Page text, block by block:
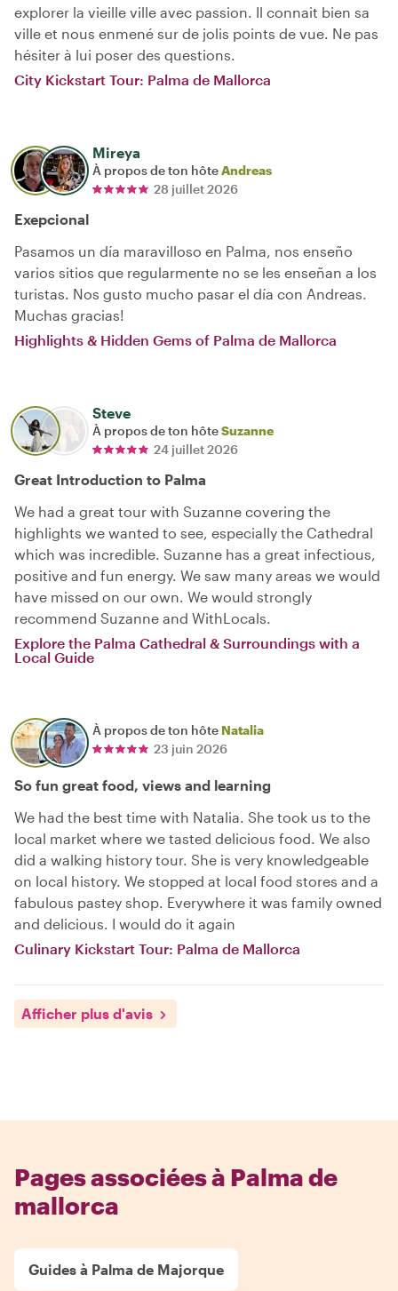
explorer la vieille ville avec passion. Il connait bien sa
ville et nous enmené sur de jolis points de vue. Ne pas
hésiter à lui poser des questions.
City Kickstart Tour: Palma de Mallorca
Mireya
À propos de ton hôteAndreas
28 juillet 2026
Exepcional
Pasamos un día maravilloso en Palma, nos enseño
varios sitios que regularmente no se les enseñan a los
turistas. Nos gusto mucho pasar el día con Andreas.
Muchas gracias!
Highlights & Hidden Gems of Palma de Mallorca
Steve
À propos de ton hôteSuzanne
24 juillet 2026
Great Introduction to Palma
We had a great tour with Suzanne covering the
highlights we wanted to see, especially the Cathedral
which was incredible. Suzanne has a great infectious,
positive and fun energy. We saw many areas we would
have missed on our own. We would strongly
recommend Suzanne and WithLocals.
Explore the Palma Cathedral & Surroundings with a
Local Guide
À propos de ton hôte Natalia
23 juin 2026
So fun great food, views and learning
We had the best time with Natalia. She took us to the
local market where we tasted delicious food. We also
did a walking history tour. She is very knowledgeable
on local history. We stopped at local food stores and a
fabulous pastey shop. Everywhere it was family owned
and delicious. I would do it again
Culinary Kickstart Tour: Palma de Mallorca
Afficher plus d'avis
Pages associées à Palma de
mallorca
Guides à Palma de Majorque